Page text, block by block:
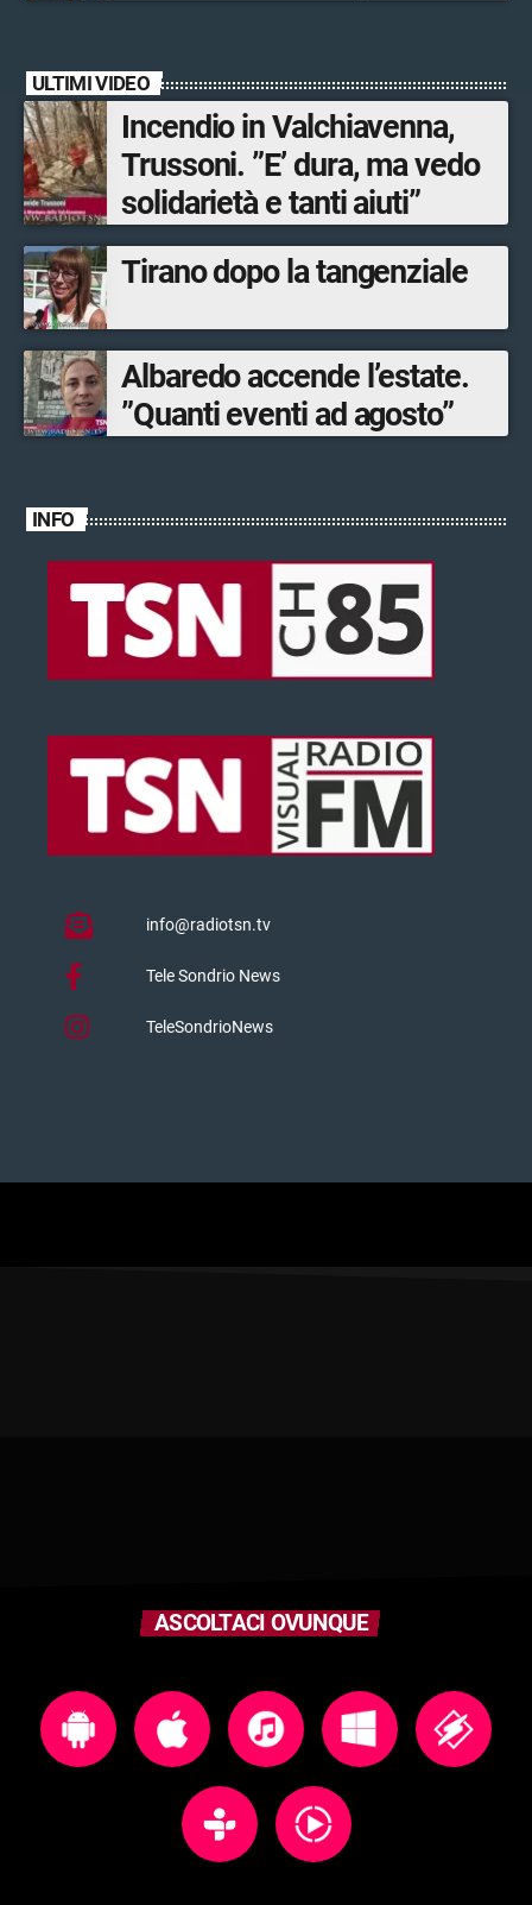
musica dal vivo
ULTIMI VIDEO
Incendio in Valchiavenna,
Trussoni. ”E’ dura, ma vedo
solidarietà e tanti aiuti”
Tirano dopo la tangenziale
Albaredo accende l’estate.
”Quanti eventi ad agosto”
INFO
info@radiotsn.tv
Tele Sondrio News
TeleSondrioNews
ASCOLTACI OVUNQUE